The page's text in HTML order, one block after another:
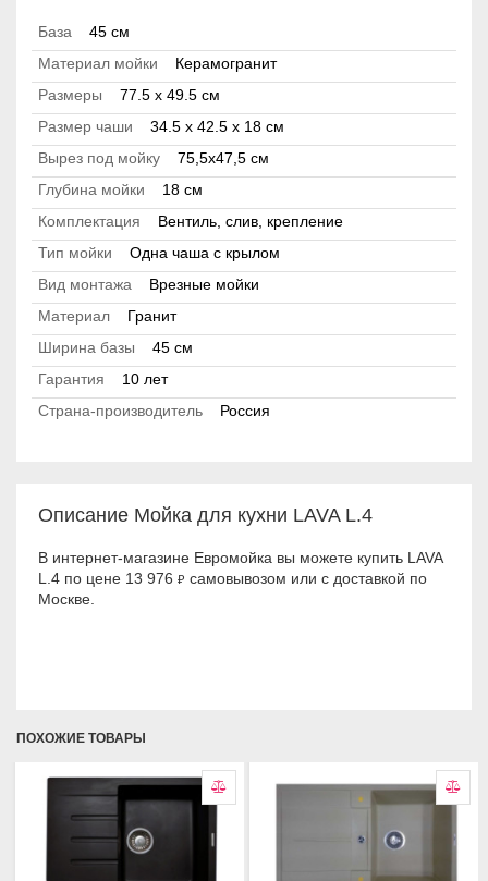
База
45 см
Материал мойки
Керамогранит
Размеры
77.5 x 49.5 см
Размер чаши
34.5 x 42.5 x 18 см
Вырез под мойку
75,5x47,5 см
Глубина мойки
18 см
Комплектация
Вентиль, слив, крепление
Тип мойки
Одна чаша с крылом
Вид монтажа
Врезные мойки
Материал
Гранит
Ширина базы
45 см
Гарантия
10 лет
Страна-производитель
Россия
Описание Мойка для кухни LAVA L.4
В интернет-магазине Евромойка вы можете купить LAVA
L.4 по цене 13 976 ₽ самовывозом или с доставкой по
Москве.
ПОХОЖИЕ ТОВАРЫ